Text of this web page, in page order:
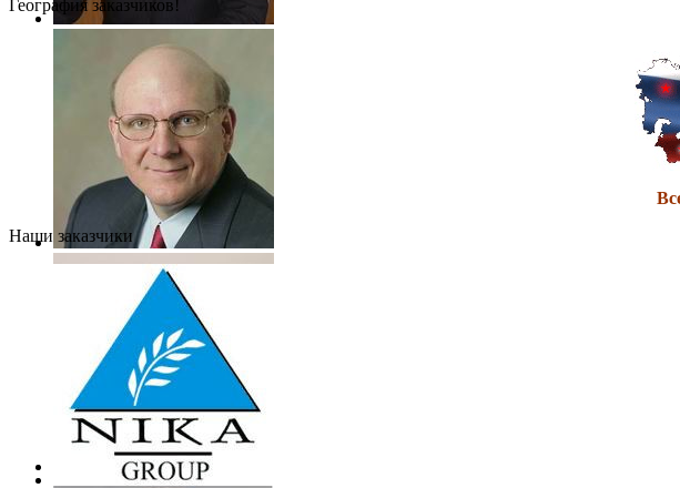
География заказчиков!
Наши заказчики